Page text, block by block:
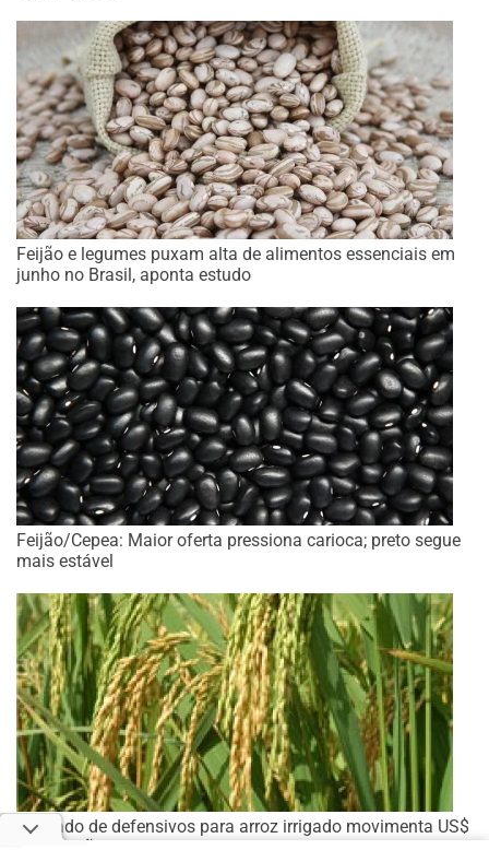
Feijão e legumes puxam alta de alimentos essenciais em
junho no Brasil, aponta estudo
Feijão/Cepea: Maior oferta pressiona carioca; preto segue
mais estável
Mercado de defensivos para arroz irrigado movimenta US$